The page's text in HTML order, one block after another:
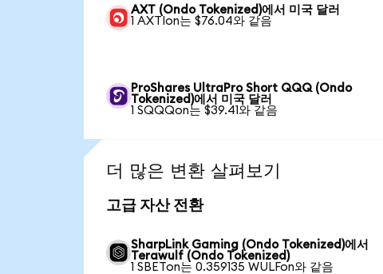
AXT (Ondo Tokenized)에서 미국 달러
1 AXTIon는 $76.04와 같음
ProShares UltraPro Short QQQ (Ondo
Tokenized)에서 미국 달러
1 SQQQon는 $39.41와 같음
더 많은 변환 살펴보기
고급 자산 전환
SharpLink Gaming (Ondo Tokenized)에서
Terawulf (Ondo Tokenized)
1 SBETon는 0.359135 WULFon와 같음